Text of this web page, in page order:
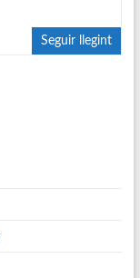
Seguir llegint